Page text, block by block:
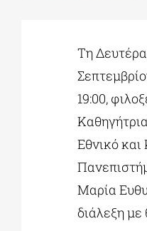
Τη
19:00,
Εθνικό
Μαρία
διάλεξη με